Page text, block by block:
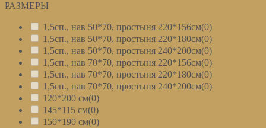
РАЗМЕРЫ
1,5сп., нав 50*70, простыня 220*156см(0)
1,5сп., нав 50*70, простыня 220*180см(0)
1,5сп., нав 50*70, простыня 240*200см(0)
1,5сп., нав 70*70, простыня 220*156см(0)
1,5сп., нав 70*70, простыня 220*180см(0)
1,5сп., нав 70*70, простыня 240*200см(0)
120*200 см(0)
145*115 см(0)
150*190 см(0)